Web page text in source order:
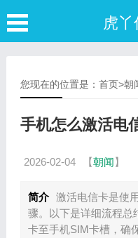
虎
您现在的位置是： 首页>朝
手机怎么激活电
2026-02-04 【朝闻】
简介 激活电信卡是使
骤。以下是详细流程总
卡至手机SIM卡槽，确